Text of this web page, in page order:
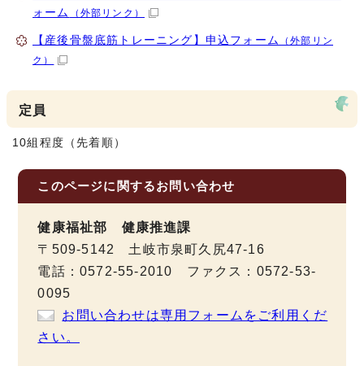
ォーム
（外部リンク）
【産後骨盤底筋トレーニング】申込フォーム
（外部リン
ク）
定員
10組程度（先着順）
このページに関するお問い合わせ
健康福祉部 健康推進課
〒509-5142 土岐市泉町久尻47-16
電話：0572-55-2010 ファクス：0572-53-
0095
お問い合わせは専用フォームをご利用くだ
さい。